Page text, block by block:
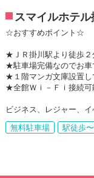
スマイルホテ
☆おすすめポイント☆
★ＪＲ掛川駅より徒歩２
★駐車場完備なのでお車
★１階マンガ文庫設置し
★全館Ｗｉ－Ｆｉ接続可
ビジネス、レジャー、
無料駐車場
駅徒歩